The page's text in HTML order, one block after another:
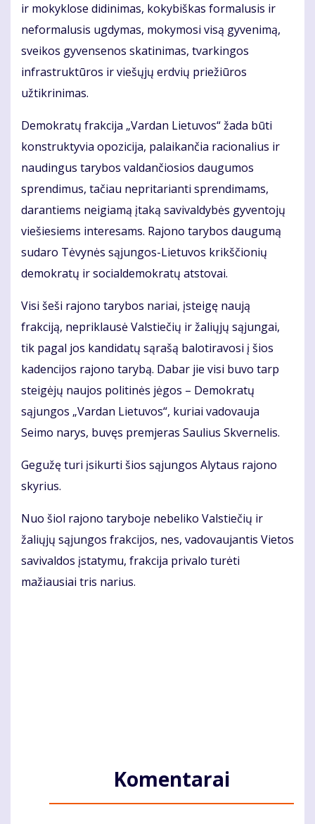
ir mokyklose didinimas, kokybiškas formalusis ir
neformalusis ugdymas, mokymosi visą gyvenimą,
sveikos gyvensenos skatinimas, tvarkingos
infrastruktūros ir viešųjų erdvių priežiūros
užtikrinimas.
Demokratų frakcija „Vardan Lietuvos“ žada būti
konstruktyvia opozicija, palaikančia racionalius ir
naudingus tarybos valdančiosios daugumos
sprendimus, tačiau nepritarianti sprendimams,
darantiems neigiamą įtaką savivaldybės gyventojų
viešiesiems interesams. Rajono tarybos daugumą
sudaro Tėvynės sąjungos-Lietuvos krikščionių
demokratų ir socialdemokratų atstovai.
Visi šeši rajono tarybos nariai, įsteigę naują
frakciją, nepriklausė Valstiečių ir žaliųjų sąjungai,
tik pagal jos kandidatų sąrašą balotiravosi į šios
kadencijos rajono tarybą. Dabar jie visi buvo tarp
steigėjų naujos politinės jėgos – Demokratų
sąjungos „Vardan Lietuvos“, kuriai vadovauja
Seimo narys, buvęs premjeras Saulius Skvernelis.
Gegužę turi įsikurti šios sąjungos Alytaus rajono
skyrius.
Nuo šiol rajono taryboje nebeliko Valstiečių ir
žaliųjų sąjungos frakcijos, nes, vadovaujantis Vietos
savivaldos įstatymu, frakcija privalo turėti
mažiausiai tris narius.
Komentarai